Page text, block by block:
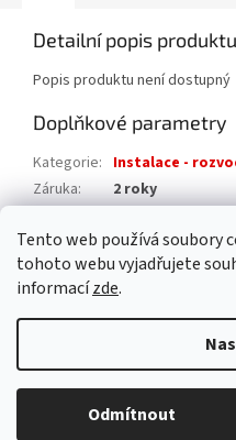
Tento web používá soubory
tohoto webu vyjadřujete
informacízde.
Odmítnout
Detailní popis produktu
Popis produktu není dostupný
Doplňkové parametry
Kategorie: Instalace -
Záruka:
2 roky
EAN: 8595042194531
Copyright 2026AAA pro dům